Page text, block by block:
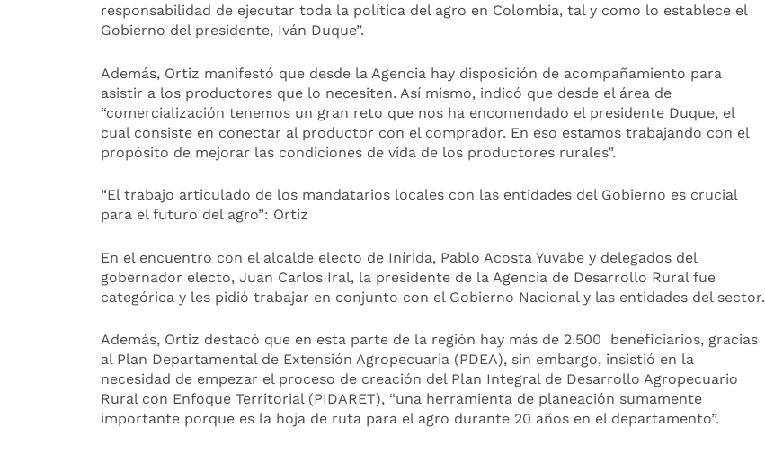
responsabilidad de ejecutar toda la política del agro en Colombia, tal y como lo establece el
Gobierno del presidente, Iván Duque”.
Además, Ortiz manifestó que desde la Agencia hay disposición de acompañamiento para
asistir a los productores que lo necesiten. Así mismo, indicó que desde el área de
“comercialización tenemos un gran reto que nos ha encomendado el presidente Duque, el
cual consiste en conectar al productor con el comprador. En eso estamos trabajando con el
propósito de mejorar las condiciones de vida de los productores rurales”.
“El trabajo articulado de los mandatarios locales con las entidades del Gobierno es crucial
para el futuro del agro”: Ortiz
En el encuentro con el alcalde electo de Inírida, Pablo Acosta Yuvabe y delegados del
gobernador electo, Juan Carlos Iral, la presidente de la Agencia de Desarrollo Rural fue
categórica y les pidió trabajar en conjunto con el Gobierno Nacional y las entidades del sector.
Además, Ortiz destacó que en esta parte de la región hay más de 2.500 beneficiarios, gracias
al Plan Departamental de Extensión Agropecuaria (PDEA), sin embargo, insistió en la
necesidad de empezar el proceso de creación del Plan Integral de Desarrollo Agropecuario
Rural con Enfoque Territorial (PIDARET), “una herramienta de planeación sumamente
importante porque es la hoja de ruta para el agro durante 20 años en el departamento”.